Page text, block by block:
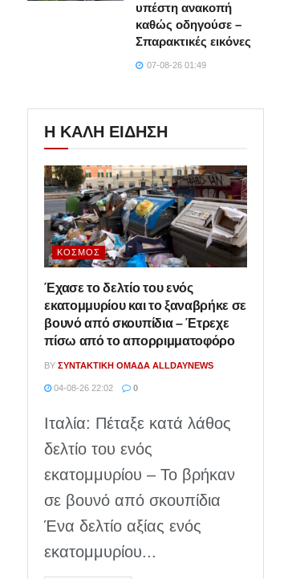
υπέστη ανακοπή
καθώς οδηγούσε –
Σπαρακτικές εικόνες
07-08-26 01:49
Η ΚΑΛΗ ΕΙΔΗΣΗ
ΚΌΣΜΟΣ
Έχασε το δελτίο του ενός
εκατομμυρίου και το ξαναβρήκε σε
βουνό από σκουπίδια – Έτρεχε
πίσω από το απορριμματοφόρο
BY ΣΥΝΤΑΚΤΙΚΉ ΟΜΆΔΑ ALLDAYNEWS
04-08-26 22:02 0
Ιταλία: Πέταξε κατά λάθος
δελτίο του ενός
εκατομμυρίου – Το βρήκαν
σε βουνό από σκουπίδια
Ένα δελτίο αξίας ενός
εκατομμυρίου...